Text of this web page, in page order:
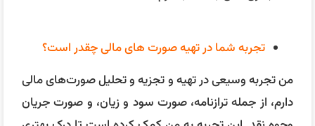
اظهارنامه‌های مالیاتی، مشاوره مالیاتی و برنامه‌ریزی مالیاتی
دارم. این تجربه شامل کار با مشتریان از صنایع مختلف و
ارائه راهکارهای مالیاتی متناسب با نیازهای خاص آن‌ها
است.